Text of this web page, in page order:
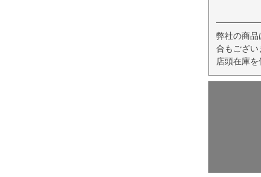
弊社の商品
合もござい
店頭在庫